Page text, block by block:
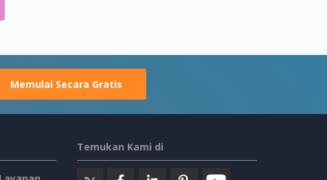
Memulai Secara Gratis
Temukan Kami di